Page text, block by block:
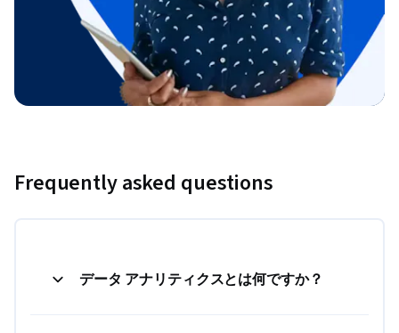
Frequently asked questions
データ アナリティクスとは何ですか？